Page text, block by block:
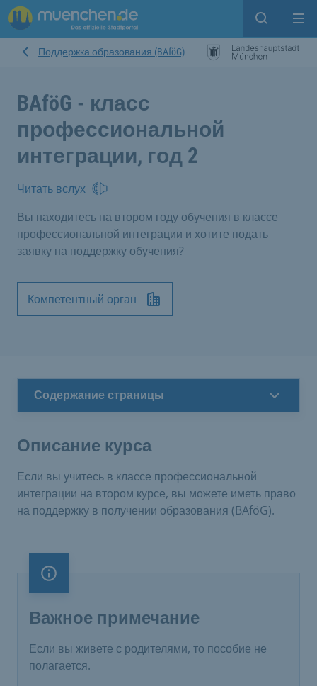
Open
Поддержка образования (BAföG)
BAföG - класс
профессиональной
интеграции, год 2
Читать вслух
Вы находитесь на втором году обучения в классе
профессиональной интеграции и хотите подать
заявку на поддержку обучения?
Компетентный орган
Содержание страницы
Описание курса
Если вы учитесь в классе профессиональной
интеграции на втором курсе, вы можете иметь право
на поддержку в получении образования (BAföG).
Важное примечание
Важное примечание
Если вы живете с родителями, то пособие не
полагается.